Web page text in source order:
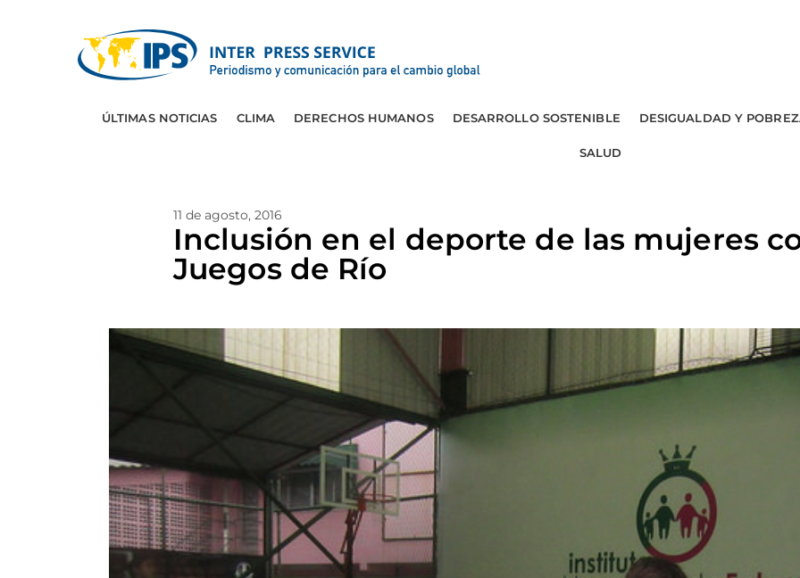
ÚLTIMAS NOTICIAS CLIMA DERECHOS HUMANOS DESARROLLO SOSTENIBLE DESIGUALDAD Y
SALUD
11 de agosto, 2016
Inclusión en el deporte de las mujeres
Juegos de Río